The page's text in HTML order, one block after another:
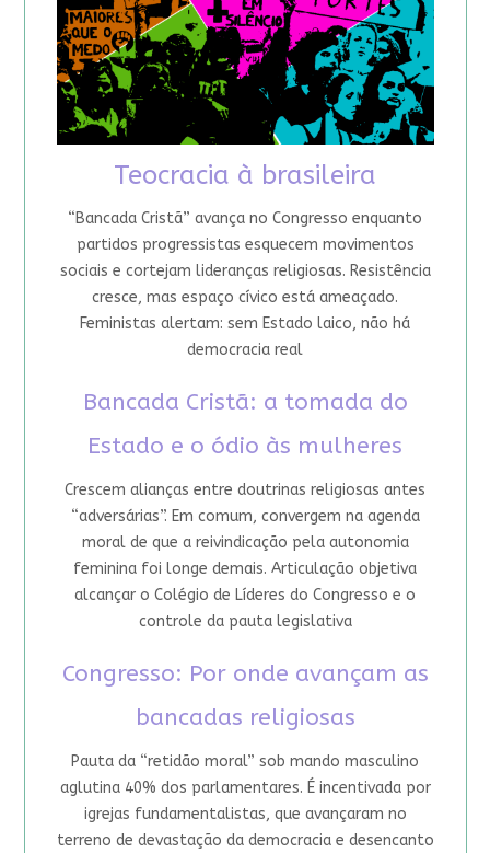
Teocracia à brasileira
“Bancada Cristã” avança no Congresso enquanto
partidos progressistas esquecem movimentos
sociais e cortejam lideranças religiosas. Resistência
cresce, mas espaço cívico está ameaçado.
Feministas alertam: sem Estado laico, não há
democracia real
Bancada Cristã: a tomada do
Estado e o ódio às mulheres
Crescem alianças entre doutrinas religiosas antes
“adversárias”. Em comum, convergem na agenda
moral de que a reivindicação pela autonomia
feminina foi longe demais. Articulação objetiva
alcançar o Colégio de Líderes do Congresso e o
controle da pauta legislativa
Congresso: Por onde avançam as
bancadas religiosas
Pauta da “retidão moral” sob mando masculino
aglutina 40% dos parlamentares. É incentivada por
igrejas fundamentalistas, que avançaram no
terreno de devastação da democracia e desencanto